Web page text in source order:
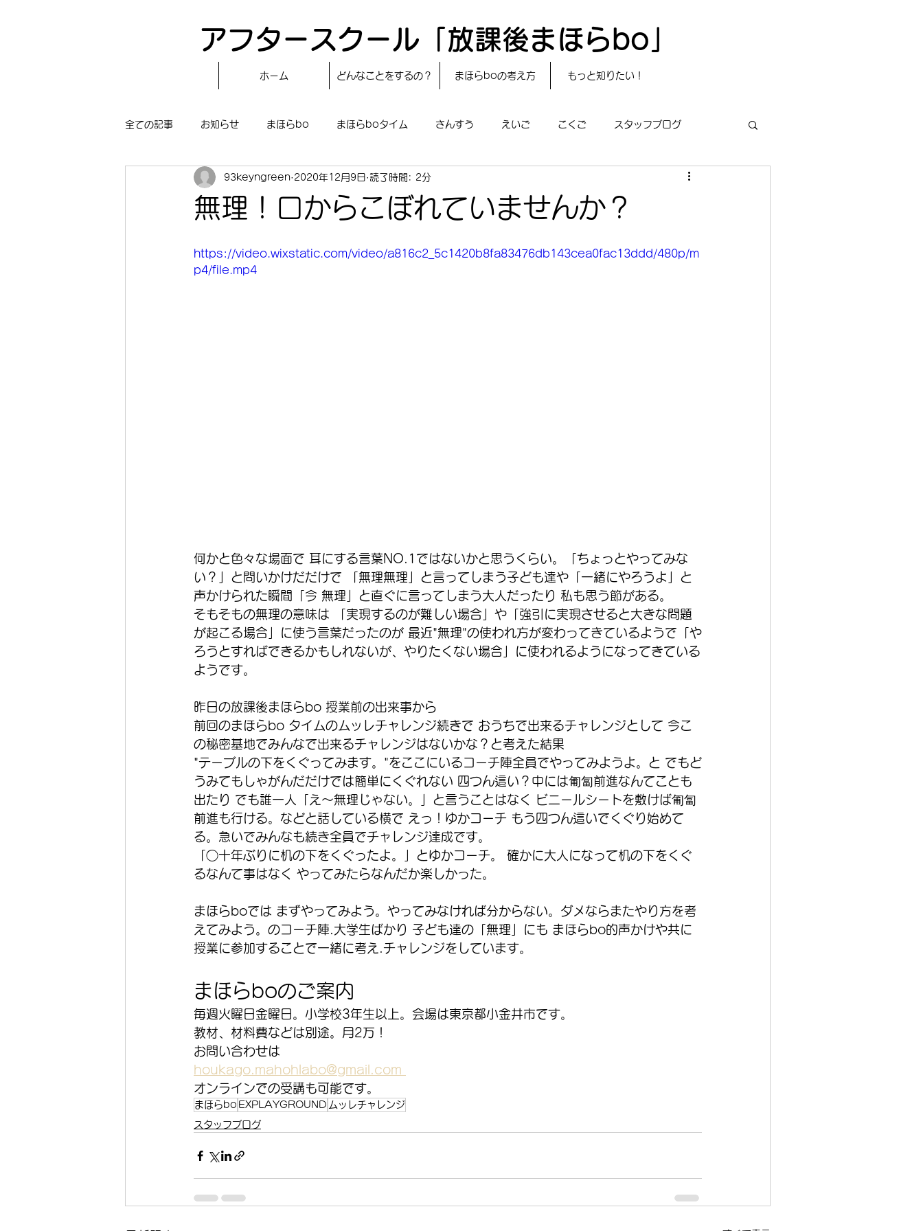
アフタースクール「放課後まほらbo」
ホーム どんなことをするの？ まほらboの考え方 もっと知りたい！
全ての記事 お知らせ まほらbo まほらboタイム さんすう えいご こくご スタッフブログ
〝自分で作る〟もぐもぐタイム レシピ 24節気 自然・宇宙
無理！口からこぼれていませんか？
93keyngreen 2020年12月9日 読了時間: 2分
https://video.wixstatic.com/video/a816c2_5c1420b8fa83476db143cea0fac13ddd/480p/m
p4/file.mp4
何かと色々な場面で 耳にする言葉NO.1ではないかと思うくらい。「ちょっとやってみな
い？」と問いかけだだけで 「無理無理」と言ってしまう子ども達や「一緒にやろうよ」と
声かけられた瞬間「今 無理」と直ぐに言ってしまう大人だったり 私も思う節がある。
そもそもの無理の意味は 「実現するのが難しい場合」や「強引に実現させると大きな問題
が起こる場合」に使う言葉だったのが 最近"無理"の使われ方が変わってきているようで「や
ろうとすればできるかもしれないが、やりたくない場合」に使われるようになってきている
ようです。
昨日の放課後まほらbo 授業前の出来事から
前回のまほらbo タイムのムッレチャレンジ続きで おうちで出来るチャレンジとして 今こ
の秘密基地でみんなで出来るチャレンジはないかな？と考えた結果
"テーブルの下をくぐってみます。"をここにいるコーチ陣全員でやってみようよ。と でもど
うみてもしゃがんだだけでは簡単にくぐれない 四つん這い？中には匍匐前進なんてことも
出たり でも誰一人「え〜無理じゃない。」と言うことはなく ビニールシートを敷けば匍匐
前進も行ける。などと話している横で えっ！ゆかコーチ もう四つん這いでくぐり始めて
る。急いでみんなも続き全員でチャレンジ達成です。
「◯十年ぶりに机の下をくぐったよ。」とゆかコーチ。 確かに大人になって机の下をくぐ
るなんて事はなく やってみたらなんだか楽しかった。
まほらboでは まずやってみよう。やってみなければ分からない。ダメならまたやり方を考
えてみよう。のコーチ陣.大学生ばかり 子ども達の「無理」にも まほらbo的声かけや共に
授業に参加することで一緒に考え.チャレンジをしています。
まほらboのご案内
毎週火曜日金曜日。小学校3年生以上。会場は東京都小金井市です。
教材、材料費などは別途。月2万！
お問い合わせは
houkago.mahohlabo@gmail.com
オンラインでの受講も可能です。
まほらbo EXPLAYGROUND ムッレチャレンジ
スタッフブログ